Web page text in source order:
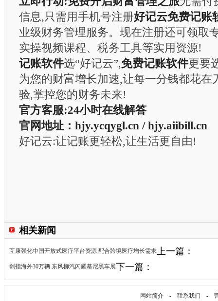
信息,只需用手机号注册好记云免费记账
业级财务管理服务。现在注册还可领取
实操视频课程、税务工具等实用资源!
记账软件选“好记云”,免费记账软件更要
为您的财富增长加速,让每一分钱都花在
验,掌控您的财务未来!
官方客服:24小时在线解答
官网地址：hjy.ycqygl.cn / hjy.aiibill.cn
好记云:让记账更轻松,让生活更自由!
相关新闻
上一篇：
互康强化中国开放式医疗平台资源 配合跨境医疗增长需求
下一篇：
剑指海外30万辆 东风柳汽闪耀慕尼黑车展
网站简介 - 联系我们 -